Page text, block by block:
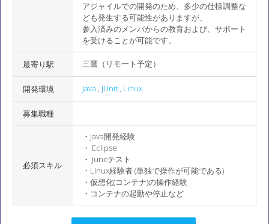
アジャイルでの開発のため、多少の仕様調整な
ども発生する可能性がありますが、
参入済みのメンバからの教育および、サポート
を受けることが可能です。
最寄り駅 三鷹（リモート予定）
開発環境 Java , JUnit , Linux
募集職種
必須スキル
・Java開発経験
・ Eclipse
・ Junitテスト
・Linux経験者 (単独で操作が可能である)
・仮想化(コンテナ)の操作経験
・コンテナの起動や停止など